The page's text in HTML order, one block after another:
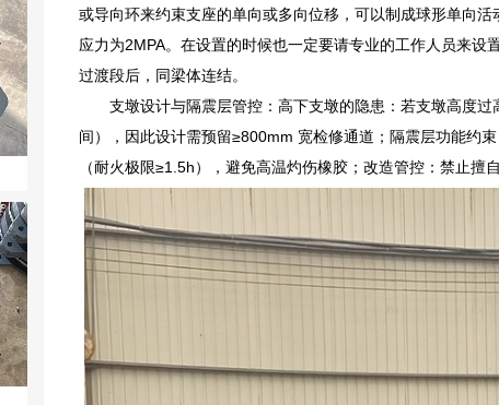
或导向环来约束支座的单向或多向位移，可以制成球形单向
应力为2MPA。在设置的时候也一定要请专业的工作人员来
过渡段后，同梁体连结。
支墩设计与隔震层管控：高下支墩的隐患：若支墩高度
间），因此设计需预留≥800mm 宽检修通道；隔震层功能约
（耐火极限≥1.5h），避免高温灼伤橡胶；改造管控：禁止擅